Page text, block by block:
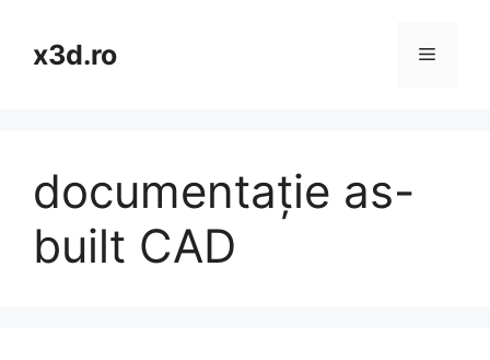
contentx3d.ro Menu
documentație as-
built CAD